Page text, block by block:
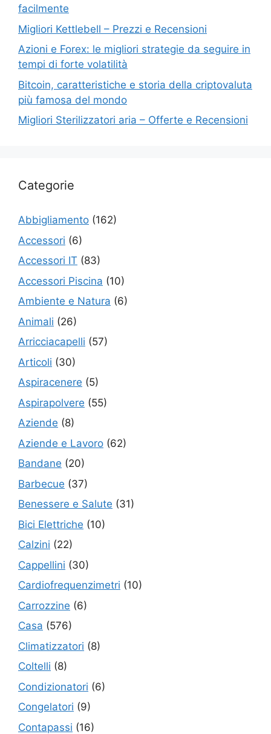
facilmente
Migliori Kettlebell – Prezzi e Recensioni
Azioni e Forex: le migliori strategie da seguire in
tempi di forte volatilità
Bitcoin, caratteristiche e storia della criptovaluta
più famosa del mondo
Migliori Sterilizzatori aria – Offerte e Recensioni
Categorie
Abbigliamento (162)
Accessori (6)
Accessori IT (83)
Accessori Piscina (10)
Ambiente e Natura (6)
Animali (26)
Arricciacapelli (57)
Articoli (30)
Aspiracenere (5)
Aspirapolvere (55)
Aziende (8)
Aziende e Lavoro (62)
Bandane (20)
Barbecue (37)
Benessere e Salute (31)
Bici Elettriche (10)
Calzini (22)
Cappellini (30)
Cardiofrequenzimetri (10)
Carrozzine (6)
Casa (576)
Climatizzatori (8)
Coltelli (8)
Condizionatori (6)
Congelatori (9)
Contapassi (16)